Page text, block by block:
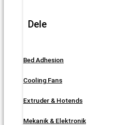
Dele
Bed Adhesion
Cooling Fans
Extruder & Hotends
Mekanik & Elektronik